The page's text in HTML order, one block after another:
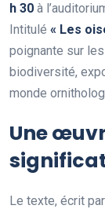
h 30 à
Intitulé « Les ois
poignante sur
biodiversité,
monde
Une
Le texte, écrit par